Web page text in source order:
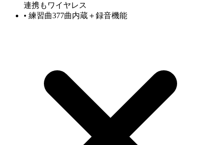
連携もワイヤレス
• 練習曲377曲内蔵＋録音機能